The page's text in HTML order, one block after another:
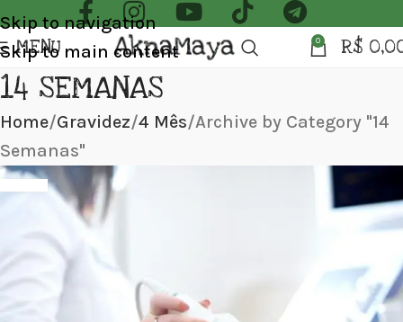
Skip to navigation
Skip to main content
MENU 0 R$
14 SEMANAS
Home Gravidez 4 Mês Archive by Category "14
Semanas"